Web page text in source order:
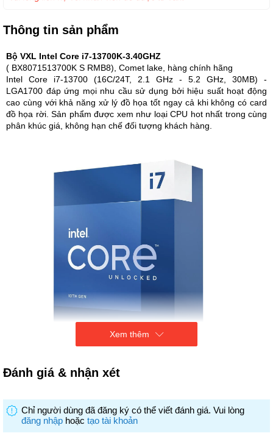
Thông tin sản phẩm
Bộ VXL Intel Core i7-13700K-3.40GHZ
( BX8071513700K S RMB8), Comet lake, hàng chính hãng
Intel Core i7-13700 (16C/24T, 2.1 GHz - 5.2 GHz, 30MB) -
LGA1700 đáp ứng mọi nhu cầu sử dụng bởi hiệu suất hoạt động
cao cùng với khả năng xử lý đồ họa tốt ngay cả khi không có card
đồ họa rời. Sản phẩm được xem như loại CPU hot nhất trong cùng
phân khúc giá, không hạn chế đối tượng khách hàng.
- Tốc độ: 2.1GHz - 5.2GHz (16 nhân, 24 luồng)
- Bộ nhớ đệm: 30MB
- Chip đồ họa tích hợp: Intel UHD Graphics 770
Xem thêm
Đánh giá & nhận xét
Chỉ người dùng đã đăng ký có thể viết đánh giá. Vui lòng
đăng nhập hoặc tạo tài khoản